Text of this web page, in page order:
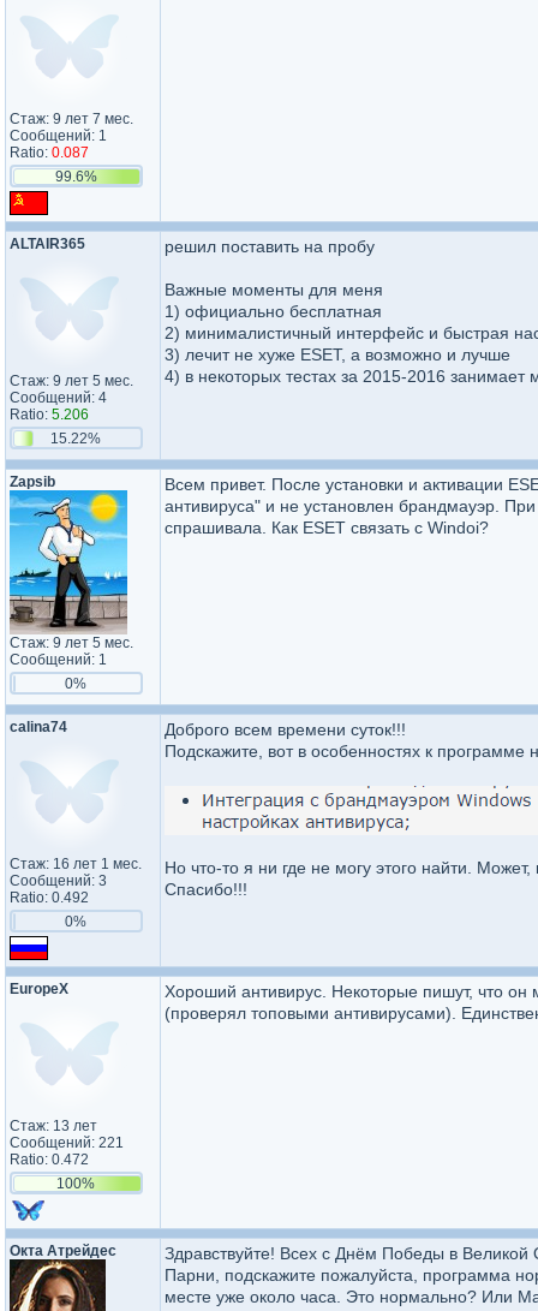
Стаж: 9 лет 7 мес.
Сообщений: 1
Ratio: 0.087
99.6%
ALTAIR365
Стаж: 9 лет 5 мес.
Сообщений: 4
Ratio: 5.206
15.22%
решил поставить на пробу
Важные моменты для меня
1) официально бесплатная
2) минималистичный интерфейс и быстрая
3) лечит не хуже ESET, а возможно и лучше
4) в некоторых тестах за 2015-2016 занимает
Zapsib
Стаж: 9 лет 5 мес.
Сообщений: 1
0%
Всем привет. После установки и активации
антивируса" и не установлен брандмауэр.
спрашивала. Как ESET связать с Windoi?
calina74
Стаж: 16 лет 1 мес.
Сообщений: 3
Ratio: 0.492
0%
Доброго всем времени суток!!!
Подскажите, вот в особенностях к
Но что-то я ни где не могу этого найти.
Спасибо!!!
EuropeX
Стаж: 13 лет
Сообщений: 221
Ratio: 0.472
100%
Хороший антивирус. Некоторые пишут, что он
(проверял топовыми антивирусами).
Окта Атрейдес
Здравствуйте! Всех с Днём Победы в Великой
Парни, подскажите пожалуйста, программа
месте уже около часа. Это нормально? Или